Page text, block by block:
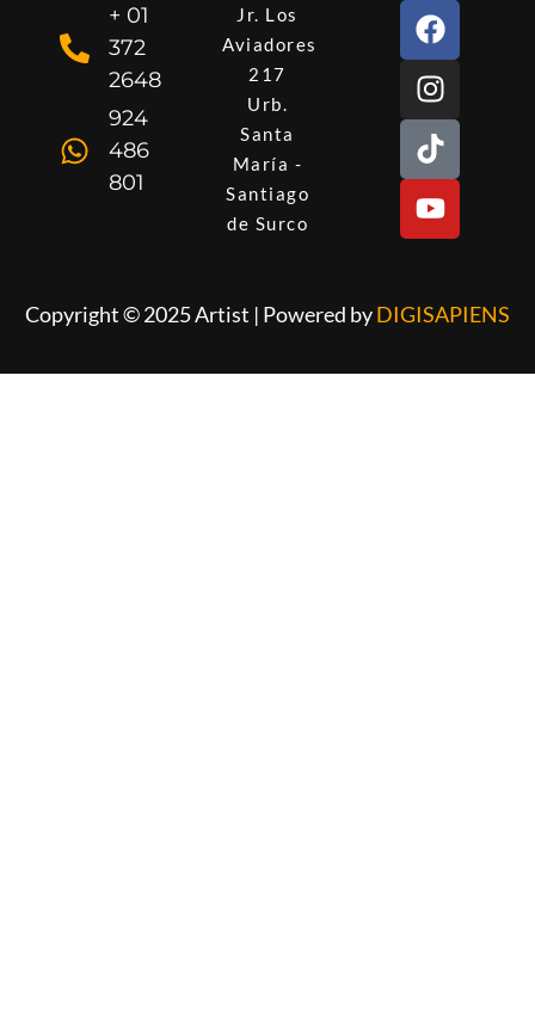
+ 01
372
2648
924
486
801
Jr. Los
Aviadores
217
Urb.
Santa
María -
Santiago
de Surco
Copyright © 2025 Artist | Powered byDIGISAPIENS